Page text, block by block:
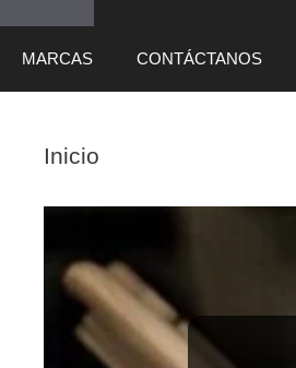
MARCAS CONTÁCTANOS
Inicio